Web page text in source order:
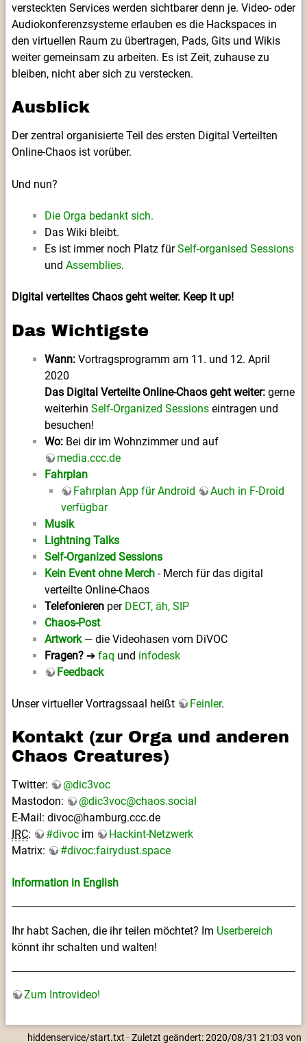
versteckten Services werden sichtbarer denn je. Video- oder
Audiokonferenzsysteme erlauben es die Hackspaces in
den virtuellen Raum zu übertragen, Pads, Gits und Wikis
weiter gemeinsam zu arbeiten. Es ist Zeit, zuhause zu
bleiben, nicht aber sich zu verstecken.
Ausblick
Der zentral organisierte Teil des ersten Digital Verteilten
Online-Chaos ist vorüber.
Und nun?
Die Orga bedankt sich.
Das Wiki bleibt.
Es ist immer noch Platz fürSelf-organised Sessions
und Assemblies.
Digital verteiltes Chaos geht weiter. Keep it up!
Das Wichtigste
Wann: Vortragsprogramm am 11. und 12. April
2020
Das Digital Verteilte Online-Chaos geht weiter: gerne
weiterhin Self-Organized Sessions eintragen und
besuchen!
Wo: Bei dir im Wohnzimmer und auf
media.ccc.de
Fahrplan
Fahrplan App für Android
Auch in F-Droid
verfügbar
Musik
Lightning Talks
Self-Organized Sessions
Kein Event ohne Merch - Merch für das digital
verteilte Online-Chaos
Telefonieren per DECT, äh, SIP
Chaos-Post
Artwork— die Videohasen vom DiVOC
Fragen? ➔ faq und infodesk
Feedback
Unser virtueller Vortragssaal heißt Feinler.
Kontakt (zur Orga und anderen
Chaos Creatures)
Twitter:
@dic3voc
Mastodon:
@dic3voc@chaos.social
E-Mail: divoc@hamburg.ccc.de
IRC: #divoc im
Hackint-Netzwerk
Matrix:
#divoc:fairydust.space
Information in English
Ihr habt Sachen, die ihr teilen möchtet? Im Userbereich
könnt ihr schalten und walten!
Zum Introvideo!
hiddenservice/start.txt · Zuletzt geändert: 2020/08/31 21:03 von